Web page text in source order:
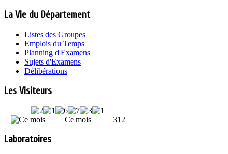
La Vie du Département
Listes des Groupes
Emplois du Temps
Planning d'Examens
Sujets d'Examens
Délibérations
Les Visiteurs
Ce mois 312
Laboratoires